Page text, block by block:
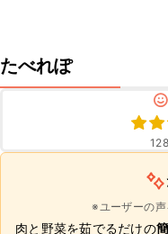
たべれぽ
128
※ユーザーの
肉と野菜を茹でるだけの